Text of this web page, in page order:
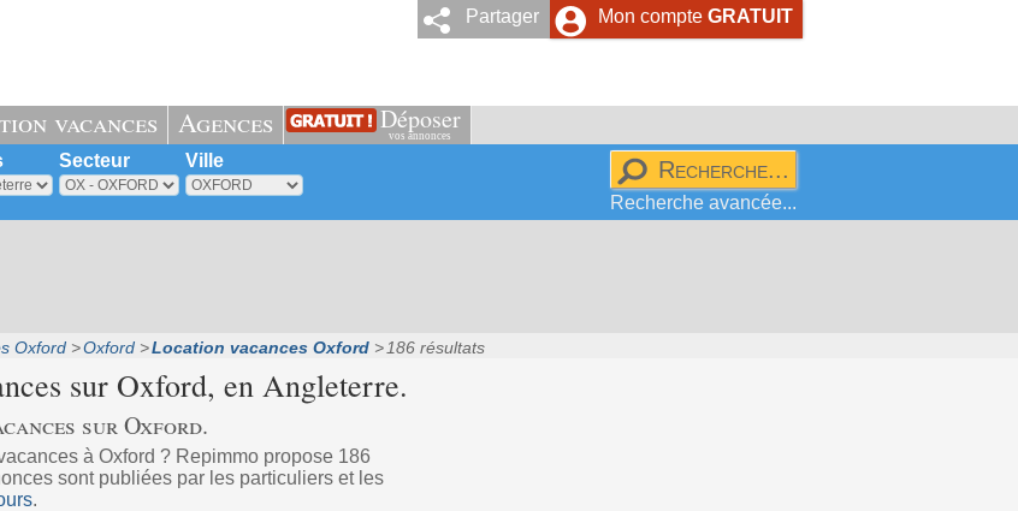
Mon compte GRATUIT
Partager
vacances Agences Déposer
vos annonces
Secteur Ville
Recherche avancée...
Oxford Oxford Location vacances Oxford 186 résultats
sur Oxford, en Angleterre.
sur Oxford.
à Oxford ? Repimmo propose 186
sont publiées par les particuliers et les
.